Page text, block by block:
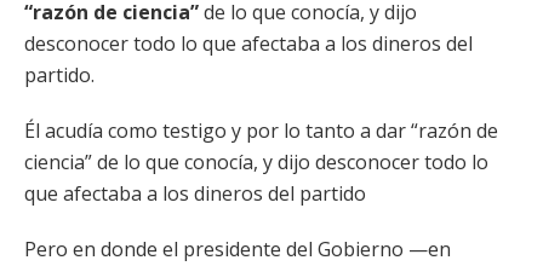
“razón de ciencia”de lo que conocía, y dijo
desconocer todo lo que afectaba a los dineros del
partido.
Él acudía como testigo y por lo tanto a dar “razón de
ciencia” de lo que conocía, y dijo desconocer todo lo
que afectaba a los dineros del partido
Pero en donde el presidente del Gobierno —en